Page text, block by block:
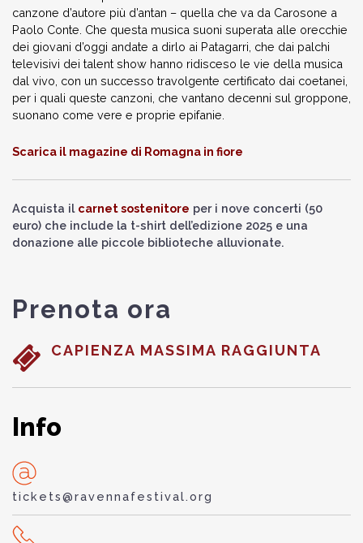
canzone d’autore più d’antan – quella che va da Carosone a
Paolo Conte. Che questa musica suoni superata alle orecchie
dei giovani d’oggi andate a dirlo ai Patagarri, che dai palchi
televisivi dei talent show hanno ridisceso le vie della musica
dal vivo, con un successo travolgente certificato dai coetanei,
per i quali queste canzoni, che vantano decenni sul groppone,
suonano come vere e proprie epifanie.
Scarica il magazine di Romagna in fiore
Acquista il carnet sostenitore per i nove concerti (50
euro) che include la t-shirt dell’edizione 2025 e una
donazione alle piccole biblioteche alluvionate.
Prenota ora
CAPIENZA MASSIMA RAGGIUNTA
Info
tickets@ravennafestival.org